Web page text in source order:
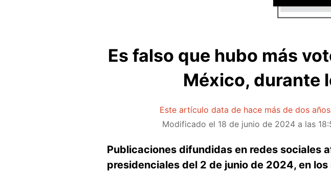
Es falso que hubo más
México, durante
Este artículo data de hace más de dos
Modificado el 18 de junio de 2024 a las
Publicaciones difundidas en redes sociales
presidenciales del 2 de junio de 2024, en